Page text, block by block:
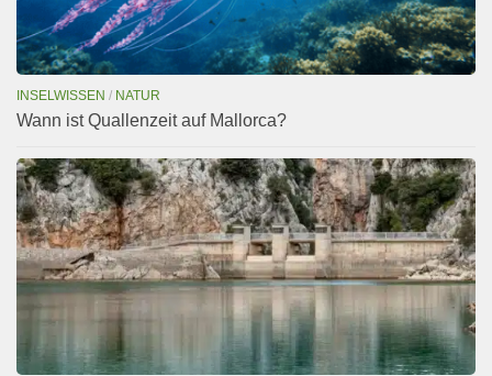
INSELWISSEN / NATUR
Wann ist Quallenzeit auf Mallorca?